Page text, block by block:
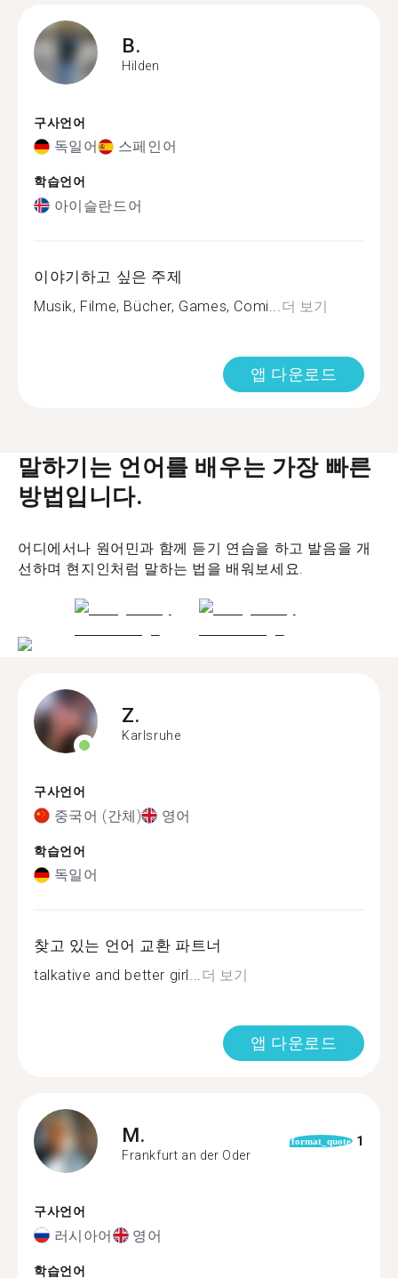
B.
Hilden
구사언어
독일어 스페인어
학습언어
아이슬란드어
이야기하고 싶은 주제
Musik, Filme, Bücher, Games, Comi... 더 보기
앱 다운로드
말하기는 언어를 배우는 가장 빠른
방법입니다.
어디에서나 원어민과 함께 듣기 연습을 하고 발음을 개
선하며 현지인처럼 말하는 법을 배워보세요.
Z.
Karlsruhe
구사언어
중국어 (간체) 영어
학습언어
독일어
찾고 있는 언어 교환 파트너
talkative and better girl...더 보기
앱 다운로드
M.
Frankfurt an der Oder
format_quote 1
구사언어
러시아어 영어
학습언어